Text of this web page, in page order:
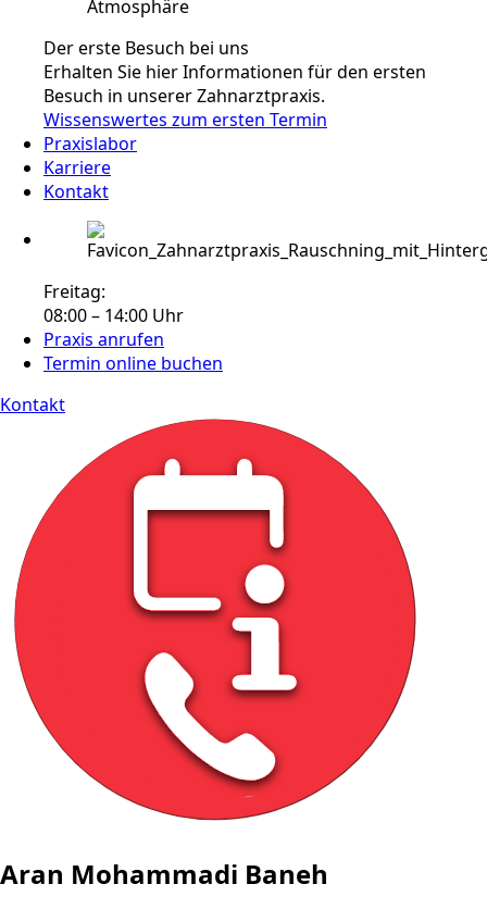
Der erste Besuch bei uns
Erhalten Sie hier Informationen für den ersten
Besuch in unserer Zahnarztpraxis.
Wissenswertes zum ersten Termin
Praxislabor
Karriere
Kontakt
Freitag:
08:00 – 14:00 Uhr
Praxis anrufen
Termin online buchen
Kontakt
Aran Mohammadi Baneh